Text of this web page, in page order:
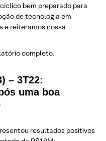
bem preparado para
de tecnologia em
e reiteramos nossa
completo.
– 3T22:
uma boa
resultados positivos